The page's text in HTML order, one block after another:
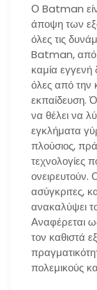
Ο Batman
άποψη των
όλες τις
Batman, από
καμία εγγενή
όλες από την
εκπαίδευση.
να θέλει να
εγκλήματα
πλούσιος,
τεχνολογίες
ονειρευτούν.
ασύγκριτες,
ανακαλύψει
Αναφέρεται
τον καθιστά
πολεμικούς